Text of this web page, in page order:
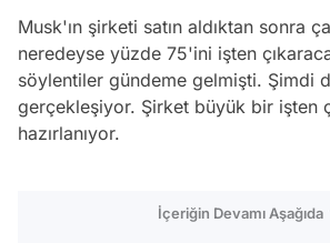
Musk'ın şirketi satın aldıktan sonra
neredeyse yüzde 75'ini işten
söylentiler gündeme gelmişti. Şimdi
gerçekleşiyor. Şirket büyük bir işten
hazırlanıyor.
İçeriğin Devamı Aşağıda